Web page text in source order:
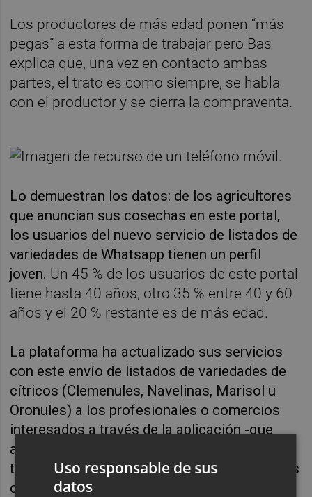
Los productores de más edad ponen “más
pegas” a esta forma de trabajar pero Bas
explica que, una vez en contacto ambas
partes, el trato es como siempre, se habla
con el productor y se cierra la compraventa.
Lo demuestran los datos: de los agricultores
que anuncian sus cosechas en este portal,
los usuarios del nuevo servicio de listados de
variedades de Whatsapp tienen un perfil
joven. Un 45 % de los usuarios de este portal
tiene hasta 40 años, otro 35 % entre 40 y 60
años y el 20 % restante es de más edad.
La plataforma ha actualizado sus servicios
con este envío de listados de variedades de
cítricos (Clemenules, Navelinas, Marisol u
Oronules) a los profesionales o comercios
interesados a través de la aplicación -que
ampliará más adelante con variedades
tardías-, y con un mapa físico que localiza las
cosechas en puntos concretos y que facilita
Uso responsable de sus
datos